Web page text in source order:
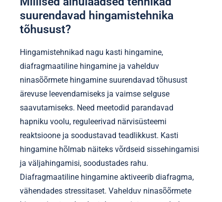
suurendavad hingamistehnika
tõhusust?
Hingamistehnikad nagu kasti hingamine,
diafragmaatiline hingamine ja vahelduv
ninasõõrmete hingamine suurendavad tõhusust
ärevuse leevendamiseks ja vaimse selguse
saavutamiseks. Need meetodid parandavad
hapniku voolu, reguleerivad närvisüsteemi
reaktsioone ja soodustavad teadlikkust. Kasti
hingamine hõlmab näiteks võrdseid sissehingamisi
ja väljahingamisi, soodustades rahu.
Diafragmaatiline hingamine aktiveerib diafragma,
vähendades stressitaset. Vahelduv ninasõõrmete